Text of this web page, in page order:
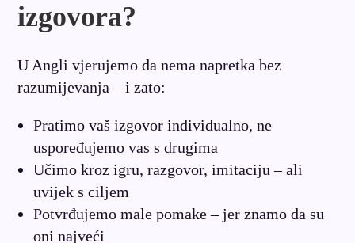
izgovora?
U Angli vjerujemo da nema napretka bez
razumijevanja – i zato:
Pratimo vaš izgovor individualno, ne
uspoređujemo vas s drugima
Učimo kroz igru, razgovor, imitaciju – ali
uvijek s ciljem
Potvrđujemo male pomake – jer znamo da su
oni najveći